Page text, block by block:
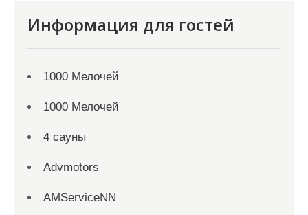
Информация для гостей
1000 Мелочей
1000 Мелочей
4 сауны
Advmotors
AMServiceNN